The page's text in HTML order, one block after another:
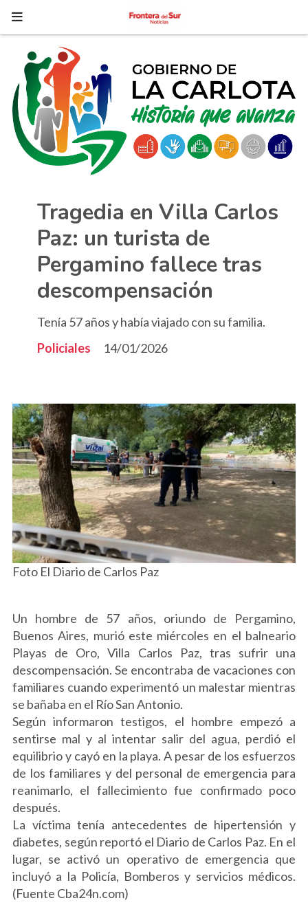
Tragedia en Villa Carlos
Paz: un turista de
Pergamino fallece tras
descompensación
Tenía 57 años y había viajado con su familia.
Policiales
14/01/2026
Foto El Diario de Carlos Paz
Un hombre de 57 años, oriundo de Pergamino,
Buenos Aires, murió este miércoles en el balneario
Playas de Oro, Villa Carlos Paz, tras sufrir una
descompensación. Se encontraba de vacaciones con
familiares cuando experimentó un malestar mientras
se bañaba en el Río San Antonio.
Según informaron testigos, el hombre empezó a
sentirse mal y al intentar salir del agua, perdió el
equilibrio y cayó en la playa. A pesar de los esfuerzos
de los familiares y del personal de emergencia para
reanimarlo, el fallecimiento fue confirmado poco
después.
La víctima tenía antecedentes de hipertensión y
diabetes, según reportó el Diario de Carlos Paz. En el
lugar, se activó un operativo de emergencia que
incluyó a la Policía, Bomberos y servicios médicos.
(Fuente Cba24n.com)